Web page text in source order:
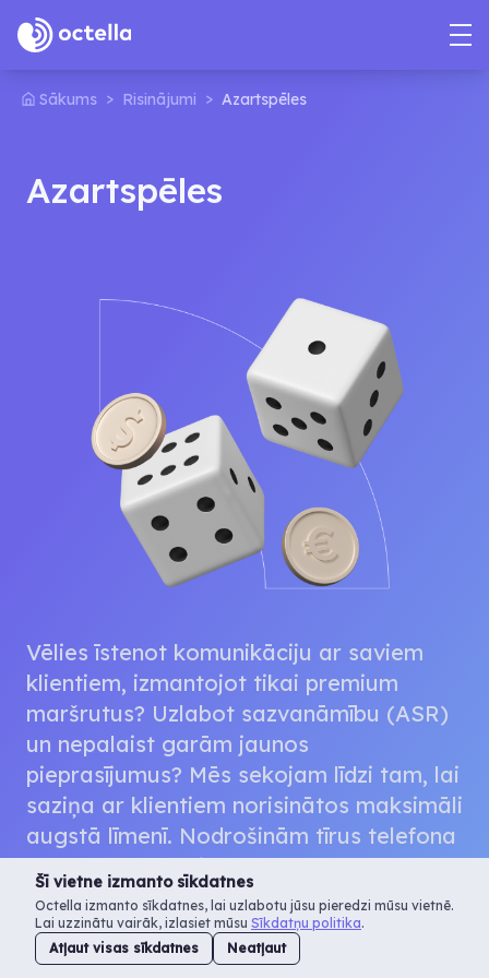
Sākums > Risinājumi > Azartspēles
Azartspēles
Vēlies īstenot komunikāciju ar saviem
klientiem, izmantojot tikai premium
maršrutus? Uzlabot sazvanāmību (ASR)
un nepalaist garām jaunos
pieprasījumus? Mēs sekojam līdzi tam, lai
saziņa ar klientiem norisinātos maksimāli
augstā līmenī. Nodrošinām tīrus telefona
numurus un kvalitatīvu operatoru
savienojumu.
Šī vietne izmanto sīkdatnes
Octella izmanto sīkdatnes, lai uzlabotu jūsu pieredzi mūsu vietnē.
Lai uzzinātu vairāk, izlasiet mūsu Sīkdatņu politika.
Atļaut visas sīkdatnes
Neatļaut